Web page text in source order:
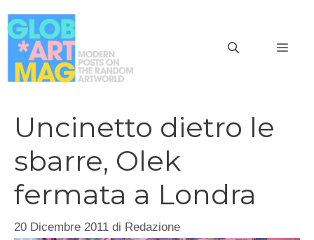
al
contenuto
Uncinetto dietro le
sbarre, Olek
fermata a Londra
20 Dicembre 2011 di Redazione